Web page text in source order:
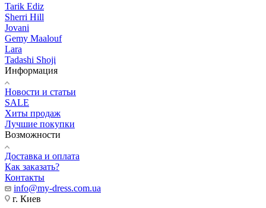
Tarik Ediz
Sherri Hill
Jovani
Gemy Maalouf
Lara
Tadashi Shoji
Информация
Новости и статьи
SALE
Хиты продаж
Лучшие покупки
Возможности
Доставка и оплата
Как заказать?
Контакты
info@my-dress.com.ua
г. Киев